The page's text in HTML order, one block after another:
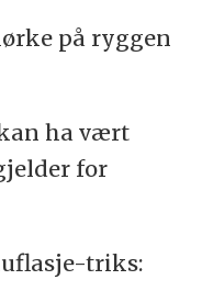
på ryggen
ha vært
for
triks: